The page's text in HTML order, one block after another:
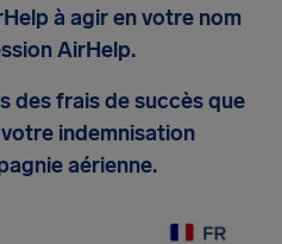
à agir en votre nom
AirHelp.
des frais de succès que
indemnisation
aérienne.